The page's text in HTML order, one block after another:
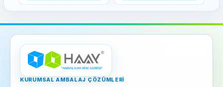
KURUMSAL AMBALAJ ÇÖZÜMLERI